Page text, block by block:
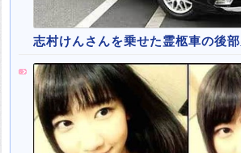
志村けんさんを乗せた霊柩車の後